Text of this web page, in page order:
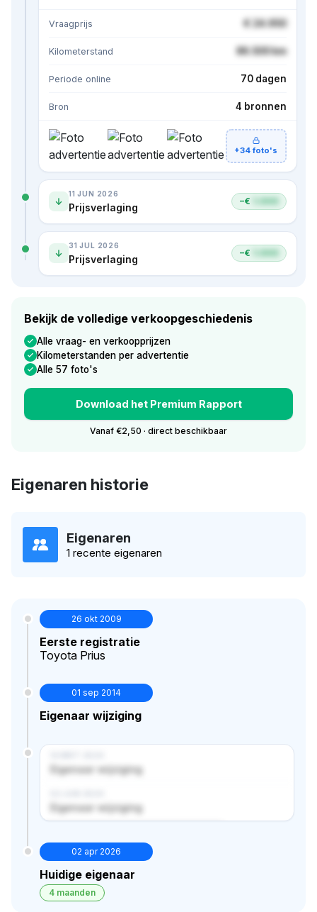
Vraagprijs € 24.950
Kilometerstand 86.500 km
Periode online 70 dagen
Bron 4 bronnen
+34 foto's
11 JUN 2026
Prijsverlaging −€
31 JUL 2026
Prijsverlaging −€
Bekijk de volledige verkoopgeschiedenis
Alle vraag- en verkoopprijzen
Kilometerstanden per advertentie
Alle 57 foto's
Download het Premium Rapport
Vanaf €2,50 · direct beschikbaar
Eigenaren historie
Eigenaren
1 recente eigenaren
26 okt 2009
Eerste registratie
Toyota Prius
01 sep 2014
Eigenaar wijziging
Eigenaar wijziging
Eigenaar wijziging
02 apr 2026
Huidige eigenaar
4 maanden